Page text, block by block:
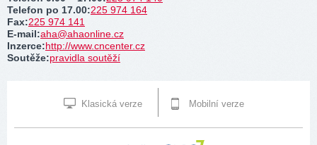
Telefon po 17.00:225 974 164
Fax:225 974 141
E-mail:aha@ahaonline.cz
Inzerce:http://www.cncenter.cz
Soutěže:pravidla soutěží
Klasická verze Mobilní verze